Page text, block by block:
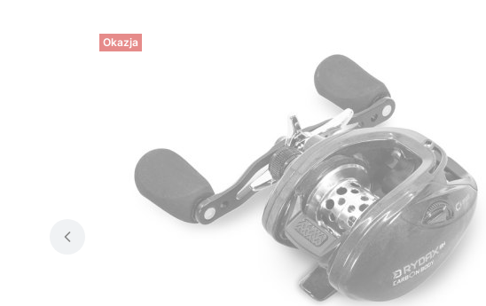
Okazja